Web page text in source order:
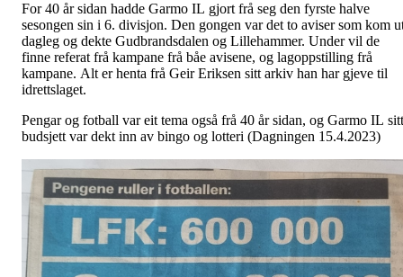
For 40 år sidan hadde Garmo IL gjort frå seg den fyrste halve
sesongen sin i 6. divisjon. Den gongen var det to aviser som kom
dagleg og dekte Gudbrandsdalen og Lillehammer. Under vil de
finne referat frå kampane frå båe avisene, og lagoppstilling frå
kampane. Alt er henta frå Geir Eriksen sitt arkiv han har gjeve til
idrettslaget.
Pengar og fotball var eit tema også frå 40 år sidan, og Garmo IL sitt
budsjett var dekt inn av bingo og lotteri (Dagningen 15.4.2023)